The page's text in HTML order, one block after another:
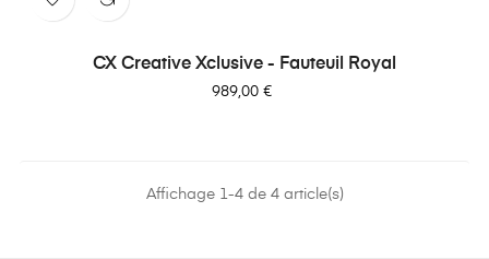
CX Creative Xclusive - Fauteuil Royal
Prix
989,00 €
Affichage 1-4 de 4 article(s)